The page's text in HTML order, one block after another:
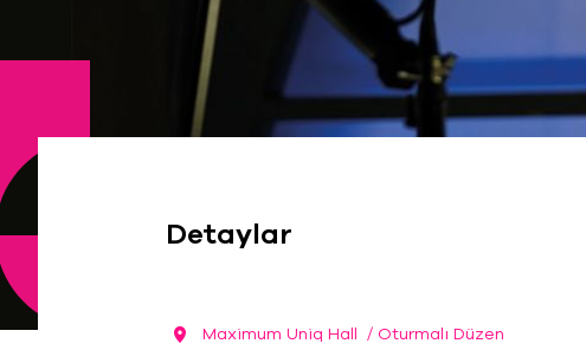
Detaylar
Maximum Uniq Hall / Oturmalı Düzen